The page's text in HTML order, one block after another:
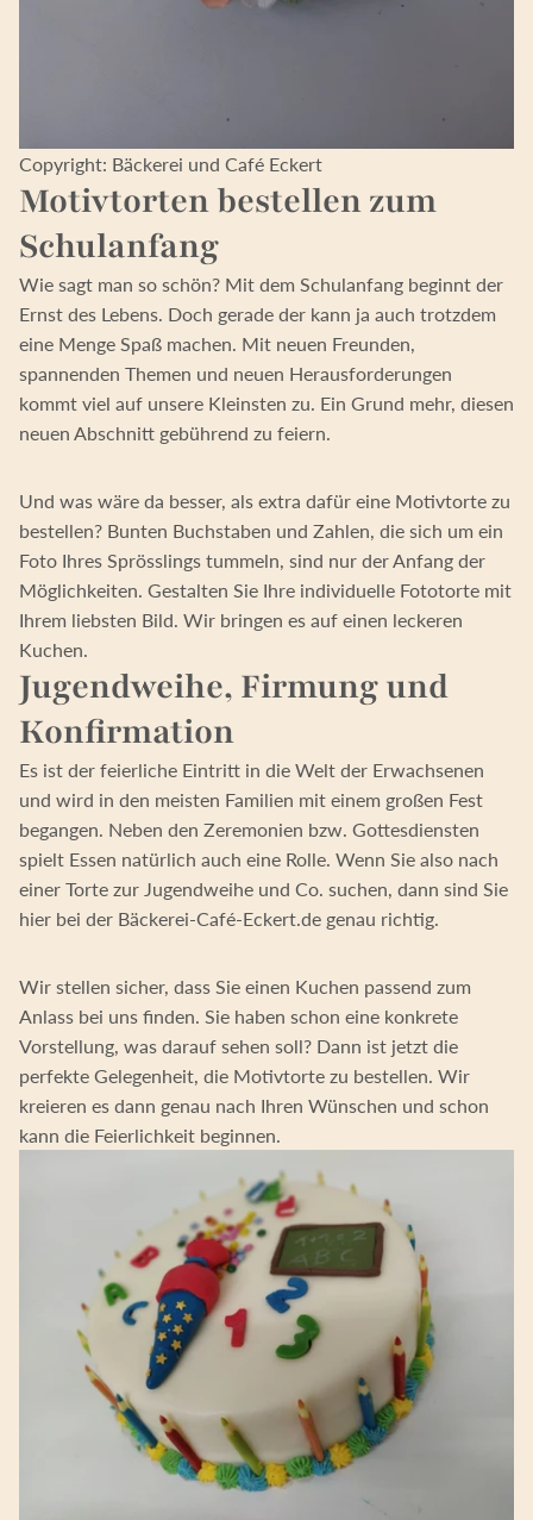
Copyright: Bäckerei und Café Eckert
Motivtorten bestellen zum
Schulanfang
Wie sagt man so schön? Mit dem Schulanfang beginnt der
Ernst des Lebens. Doch gerade der kann ja auch trotzdem
eine Menge Spaß machen. Mit neuen Freunden,
spannenden Themen und neuen Herausforderungen
kommt viel auf unsere Kleinsten zu. Ein Grund mehr, diesen
neuen Abschnitt gebührend zu feiern.
Und was wäre da besser, als extra dafür eine Motivtorte zu
bestellen? Bunten Buchstaben und Zahlen, die sich um ein
Foto Ihres Sprösslings tummeln, sind nur der Anfang der
Möglichkeiten. Gestalten Sie Ihre individuelle Fototorte mit
Ihrem liebsten Bild. Wir bringen es auf einen leckeren
Kuchen.
Jugendweihe, Firmung und
Konfirmation
Es ist der feierliche Eintritt in die Welt der Erwachsenen
und wird in den meisten Familien mit einem großen Fest
begangen. Neben den Zeremonien bzw. Gottesdiensten
spielt Essen natürlich auch eine Rolle. Wenn Sie also nach
einer Torte zur Jugendweihe und Co. suchen, dann sind Sie
hier bei der Bäckerei-Café-Eckert.de genau richtig.
Wir stellen sicher, dass Sie einen Kuchen passend zum
Anlass bei uns finden. Sie haben schon eine konkrete
Vorstellung, was darauf sehen soll? Dann ist jetzt die
perfekte Gelegenheit, die Motivtorte zu bestellen. Wir
kreieren es dann genau nach Ihren Wünschen und schon
kann die Feierlichkeit beginnen.